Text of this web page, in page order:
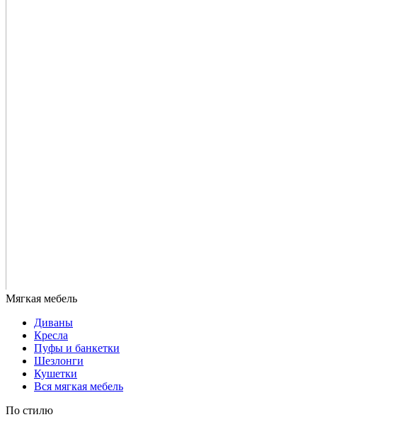
Диваны
Кресла
Пуфы и банкетки
Шезлонги
Кушетки